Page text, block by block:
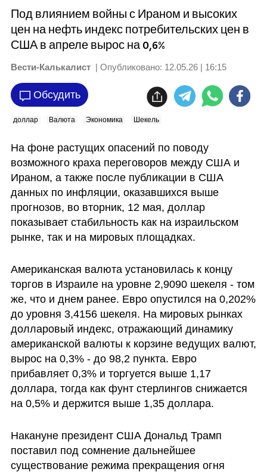
Под влиянием войны с Ираном и высоких
цен на нефть индекс потребительских цен в
США в апреле вырос на 0,6%
Вести-Калькалист | Опубликовано: 12.05.26 | 16:15
Обсудить
доллар Валюта Экономика Шекель
На фоне растущих опасений по поводу
возможного краха переговоров между США и
Ираном, а также после публикации в США
данных по инфляции, оказавшихся выше
прогнозов, во вторник, 12 мая, доллар
показывает стабильность как на израильском
рынке, так и на мировых площадках.
Американская валюта установилась к концу
торгов в Израиле на уровне 2,9090 шекеля - том
же, что и днем ранее. Евро опустился на 0,202%
до уровня 3,4156 шекеля. На мировых рынках
долларовый индекс, отражающий динамику
американской валюты к корзине ведущих валют,
вырос на 0,3% - до 98,2 пункта. Евро
прибавляет 0,3% и торгуется выше 1,17
доллара, тогда как фунт стерлингов снижается
на 0,5% и держится выше 1,35 доллара.
Накануне президент США Дональд Трамп
поставил под сомнение дальнейшее
существование режима прекращения огня